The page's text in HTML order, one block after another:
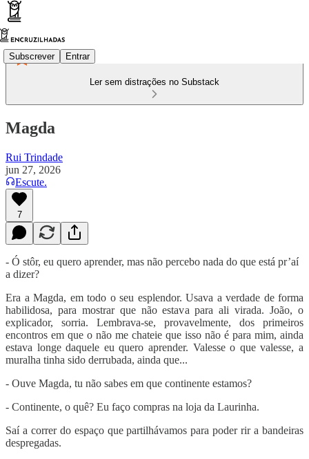
Subscrever Entrar
Ler sem distrações no Substack
Magda
Rui Trindade
jun 27, 2026
Escute.
7
- Ó stôr, eu quero aprender, mas não percebo nada do que está pr’aí
a dizer?
Era a Magda, em todo o seu esplendor. Usava a verdade de forma
habilidosa, para mostrar que não estava para ali virada. João, o
explicador, sorria. Lembrava-se, provavelmente, dos primeiros
encontros em que o não me chateie que isso não é para mim, ainda
estava longe daquele eu quero aprender. Valesse o que valesse, a
muralha tinha sido derrubada, ainda que...
- Ouve Magda, tu não sabes em que continente estamos?
- Continente, o quê? Eu faço compras na loja da Laurinha.
Saí a correr do espaço que partilhávamos para poder rir a bandeiras
despregadas.